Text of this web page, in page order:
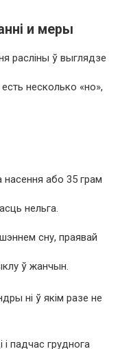
и меры
расліны ў выглядзе
несколько «но»,
або 35 грам
нельга.
сну, праявай
ў жанчын.
ні ў якім разе не
падчас груднога